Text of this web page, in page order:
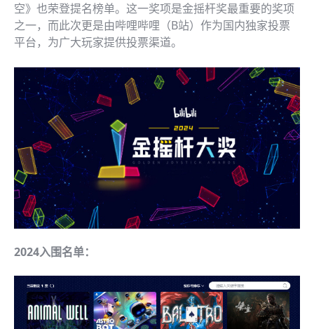
空》也荣登提名榜单。这一奖项是金摇杆奖最重要的奖项
之一，而此次更是由哔哩哔哩（B站）作为国内独家投票
平台，为广大玩家提供投票渠道。
2024入围名单：